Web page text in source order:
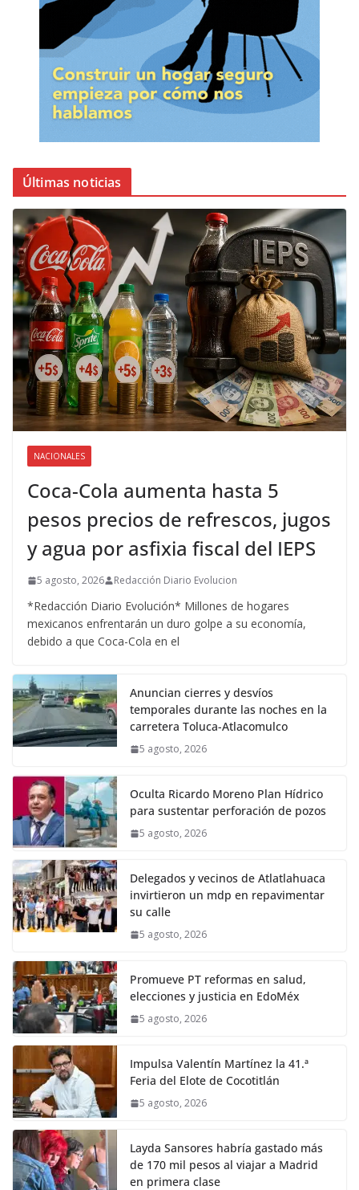
Últimas noticias
NACIONALES
Coca-Cola aumenta hasta 5
pesos precios de refrescos, jugos
y agua por asfixia fiscal del IEPS
5 agosto, 2026 Redacción Diario Evolucion
*Redacción Diario Evolución* Millones de hogares
mexicanos enfrentarán un duro golpe a su economía,
debido a que Coca-Cola en el
Anuncian cierres y desvíos
temporales durante las noches en la
carretera Toluca-Atlacomulco
5 agosto, 2026
Oculta Ricardo Moreno Plan Hídrico
para sustentar perforación de pozos
5 agosto, 2026
Delegados y vecinos de Atlatlahuaca
invirtieron un mdp en repavimentar
su calle
5 agosto, 2026
Promueve PT reformas en salud,
elecciones y justicia en EdoMéx
5 agosto, 2026
Impulsa Valentín Martínez la 41.ª
Feria del Elote de Cocotitlán
5 agosto, 2026
Layda Sansores habría gastado más
de 170 mil pesos al viajar a Madrid
en primera clase